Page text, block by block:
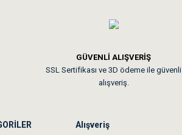
sipariş bir sonraki gün elime ulaştı.
GÜVENLİ ALIŞVERİŞ
SSL Sertifikası ve 3D ödeme ile güvenli
alışveriş.
Alışveriş